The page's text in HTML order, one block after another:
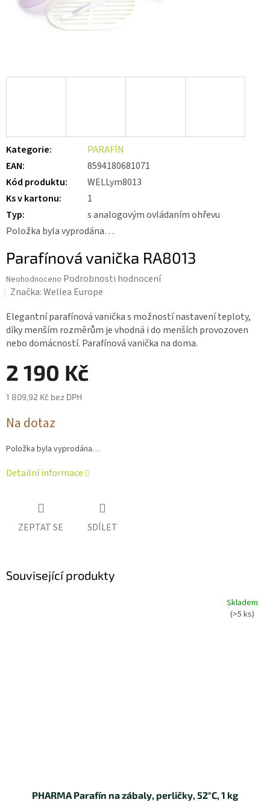
Kategorie:
PARAFÍN
EAN:
8594180681071
Kód produktu:
WELLym8013
Ks v kartonu:
1
Typ:
s analogovým ovládaním ohřevu
Položka byla vyprodána…
Parafínová vanička RA8013
Průměrné
hodnocení
je
0,0
z 5
hvězdiček.
Neohodnoceno Podrobnosti hodnocení
Značka:Wellea Europe
Elegantní parafínová vanička s možností nastavení teploty,
díky menším rozměrům je vhodná i do menších provozoven
nebo domácností. Parafínová vanička na doma.
2 190 Kč
1 809,92 Kč bez DPH
cena:
Na dotaz
Položka byla vyprodána…
Detailní informace
ZEPTAT SE SDÍLET
Související produkty
Skladem
(>5 ks)
PHARMA Parafín na zábaly, perličky, 52°C, 1 kg